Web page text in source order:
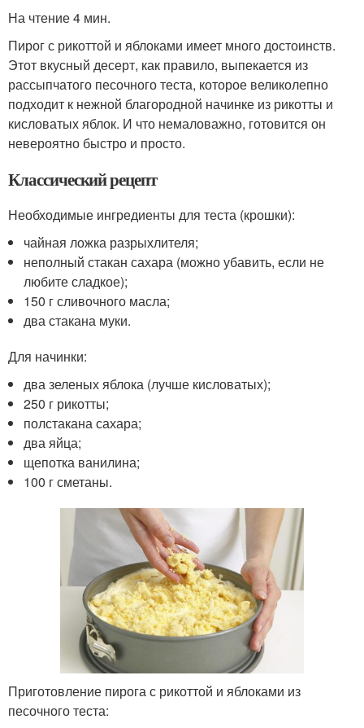
На чтение 4 мин.
Пирог с рикоттой и яблоками имеет много достоинств.
Этот вкусный десерт, как правило, выпекается из
рассыпчатого песочного теста, которое великолепно
подходит к нежной благородной начинке из рикотты и
кисловатых яблок. И что немаловажно, готовится он
невероятно быстро и просто.
Классический рецепт
Необходимые ингредиенты для теста (крошки):
чайная ложка разрыхлителя;
неполный стакан сахара (можно убавить, если не
любите сладкое);
150 г сливочного масла;
два стакана муки.
Для начинки:
два зеленых яблока (лучше кисловатых);
250 г рикотты;
полстакана сахара;
два яйца;
щепотка ванилина;
100 г сметаны.
Приготовление пирога с рикоттой и яблоками из
песочного теста: